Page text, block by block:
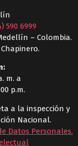
590 6999
– Colombia.
Chapinero.
m. a
p.m.
a la inspección y
Nacional.
Datos Personales.